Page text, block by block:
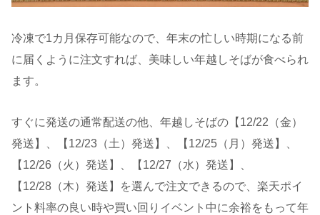
冷凍で1カ月保存可能なので、年末の忙しい時期になる前
に届くように注文すれば、美味しい年越しそばが食べられ
ます。
すぐに発送の通常配送の他、年越しそばの【12/22（金）
発送】、【12/23（土）発送】、【12/25（月）発送】、
【12/26（火）発送】、【12/27（水）発送】、
【12/28（木）発送】を選んで注文できるので、楽天ポイ
ント料率の良い時や買い回りイベント中に余裕をもって年